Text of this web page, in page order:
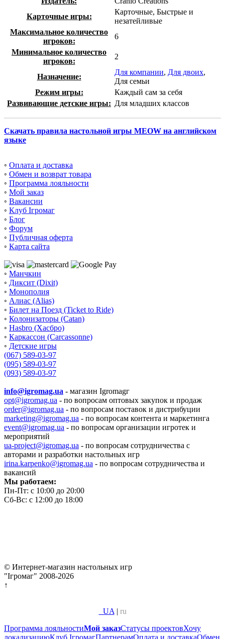
Карточные игры:
Карточные, Быстрые и
незатейливые
Максимальное количество
игроков:
6
Минимальное количество
игроков:
2
Назначение:
Для компании, Для двоих,
Для семьи
Режим игры:
Каждый сам за себя
Развивающие детские игры: Для младших классов
Скачать правила настольной игры MEOW на английском
языке
◦ Оплата и доставка
◦ Обмен и возврат товара
◦ Программа лояльности
◦ Мой заказ
◦ Вакансии
◦ Клуб Ігромаг
◦ Блог
◦ Форум
◦ Публичная оферта
◦ Карта сайта
◦ Манчкин
◦ Диксит (Dixit)
◦ Монополия
◦ Алиас (Alias)
◦ Билет на Поезд (Ticket to Ride)
◦ Колонизаторы (Catan)
◦ Hasbro (Хасбро)
◦ Каркассон (Carcassonne)
◦ Детские игры
(067) 589-03-97
(095) 589-03-97
(093) 589-03-97
info@igromag.ua - магазин Igromagг
opt@igromag.ua - по вопросам оптовых закупок и продаж
order@igromag.ua - по вопросам поставок и дистрибуции
marketing@igromag.ua - по вопросам контента и маркетинга
event@igromag.ua - по вопросам организации игротек и
мероприятий
ua-project@igromag.ua - по вопросам сотрудничества с
авторами и разработки настольных игр
irina.karpenko@igromag.ua - по вопросам сотрудничества и
вакансий
Мы работаем:
Пн-Пт: с 10:00 до 20:00
Сб-Вс: с 12:00 до 18:00
© Интернет-магазин настольных игр
"Ігромаг" 2008-2026
↑
UA | ru
Программа лояльностиМой заказСтатусы проектовХочу
локализациюКлуб ІгромагПартнерамОплата и доставкаОбмен